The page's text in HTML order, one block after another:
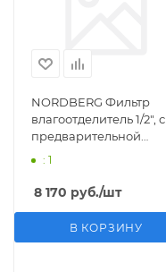
NORDBERG Фильтр
влагоотделитель 1/2", с
предварительной
фильтрацией
: 1
8 170 руб./шт
В КОРЗИНУ